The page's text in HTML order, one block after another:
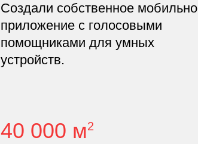
Создали собственное
приложение с голосовыми
помощниками для умных
устройств.
40 000 м2